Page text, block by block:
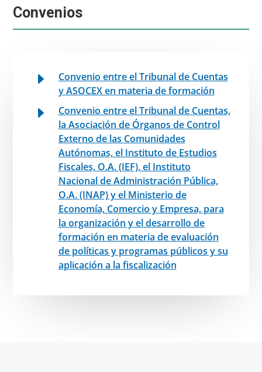
Convenios
E
Convenio entre el Tribunal de Cuentas
y ASOCEX en materia de formación
E
Convenio entre el Tribunal de Cuentas,
la Asociación de Órganos de Control
Externo de las Comunidades
Autónomas, el Instituto de Estudios
Fiscales, O.A. (IEF), el Instituto
Nacional de Administración Pública,
O.A. (INAP) y el Ministerio de
Economía, Comercio y Empresa, para
la organización y el desarrollo de
formación en materia de evaluación
de políticas y programas públicos y su
aplicación a la fiscalización